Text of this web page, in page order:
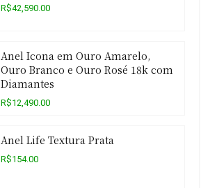
R$42,590.00
Anel Icona em Ouro Amarelo,
Ouro Branco e Ouro Rosé 18k com
Diamantes
R$12,490.00
Anel Life Textura Prata
R$154.00